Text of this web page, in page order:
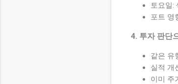
토요일:
포트
4. 투자 판단
같은 유
실적 개
이미 주